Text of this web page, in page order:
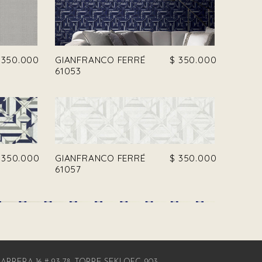
GIANFRANCO FERRÉ
61053
$ 350.000
GIANFRANCO FERRÉ
61057
$ 350.000